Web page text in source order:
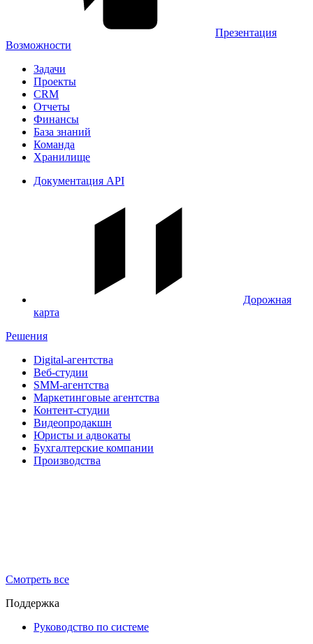
Презентация
Возможности
Задачи
Проекты
CRM
Отчеты
Финансы
База знаний
Команда
Хранилище
Документация API
Дорожная
карта
Решения
Digital-агентства
Веб-студии
SMM-агентства
Маркетинговые агентства
Контент-студии
Видеопродакшн
Юристы и адвокаты
Бухгалтерские компании
Производства
Смотреть все
Поддержка
Руководство по системе